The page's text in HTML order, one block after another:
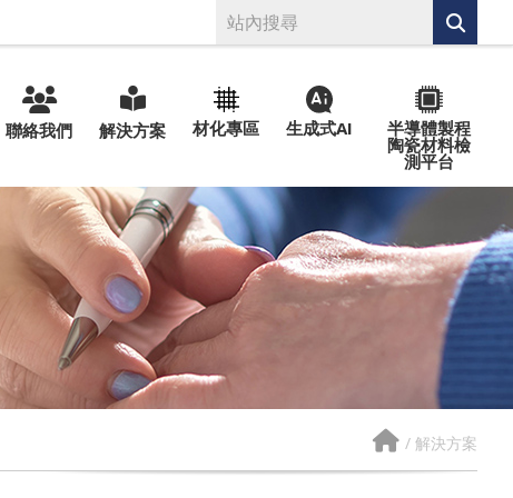
聯絡我們 解決方案 材化專區 生成式AI 半導體製程
陶瓷材料檢
測平台
/ 解決方案